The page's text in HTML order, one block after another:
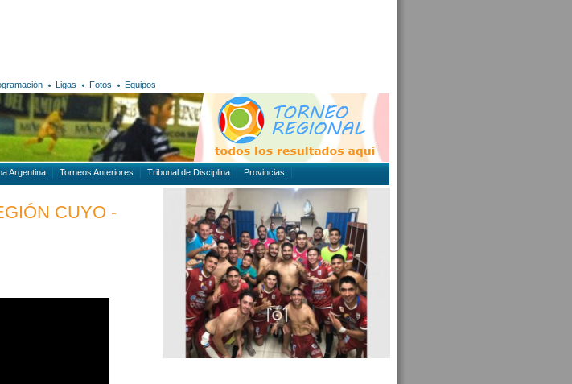
Ligas Fotos Equipos
Argentina Torneos Anteriores Tribunal de Disciplina Provincias
CUYO -